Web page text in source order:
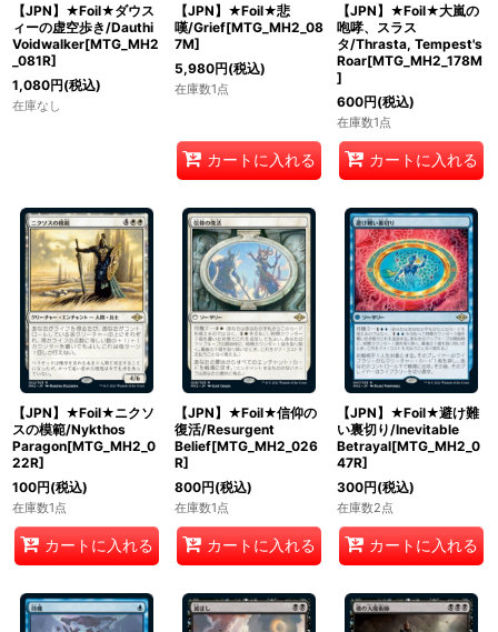
【JPN】★Foil★ダウス
ィーの虚空歩き/Dauthi
Voidwalker[MTG_MH2
_081R]
1,080円(税込)
在庫なし
【JPN】★Foil★悲
嘆/Grief[MTG_MH2_08
7M]
5,980円(税込)
在庫数1点
カートに入れる
【JPN】★Foil★大嵐の
咆哮、スラス
タ/Thrasta, Tempest's
Roar[MTG_MH2_178M
]
600円(税込)
在庫数1点
カートに入れる
【JPN】★Foil★ニクソ
スの模範/Nykthos
Paragon[MTG_MH2_0
22R]
100円(税込)
在庫数1点
カートに入れる
【JPN】★Foil★信仰の
復活/Resurgent
Belief[MTG_MH2_026
R]
800円(税込)
在庫数1点
カートに入れる
【JPN】★Foil★避け難
い裏切り/Inevitable
Betrayal[MTG_MH2_0
47R]
300円(税込)
在庫数2点
カートに入れる